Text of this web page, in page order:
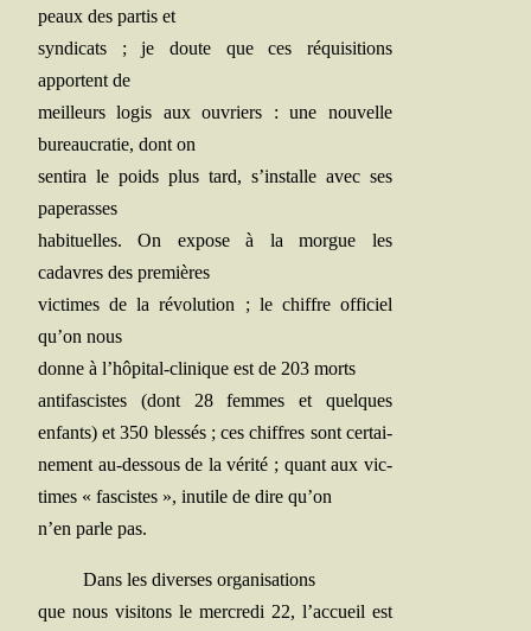
peaux des par­tis et
syn­di­cats ; je doute que ces réqui­si­tions
apportent de
meilleurs logis aux ouvriers : une nou­velle
bureau­cra­tie, dont on
sen­ti­ra le poids plus tard, s’installe avec ses
paperasses
habi­tuelles. On expose à la morgue les
cadavres des premières
vic­times de la révo­lu­tion ; le chiffre offi­ciel
qu’on nous
donne à l’hôpital-clinique est de 203 morts
anti­fas­cistes (dont 28 femmes et quelques
enfants) et 350 bles­sés ; ces chiffres sont cer­tai­
ne­ment au-des­sous de la véri­té ; quant aux vic­
times « fas­cistes », inutile de dire qu’on
n’en parle pas.
Dans les diverses organisations
que nous visi­tons le mer­cre­di 22, l’accueil est